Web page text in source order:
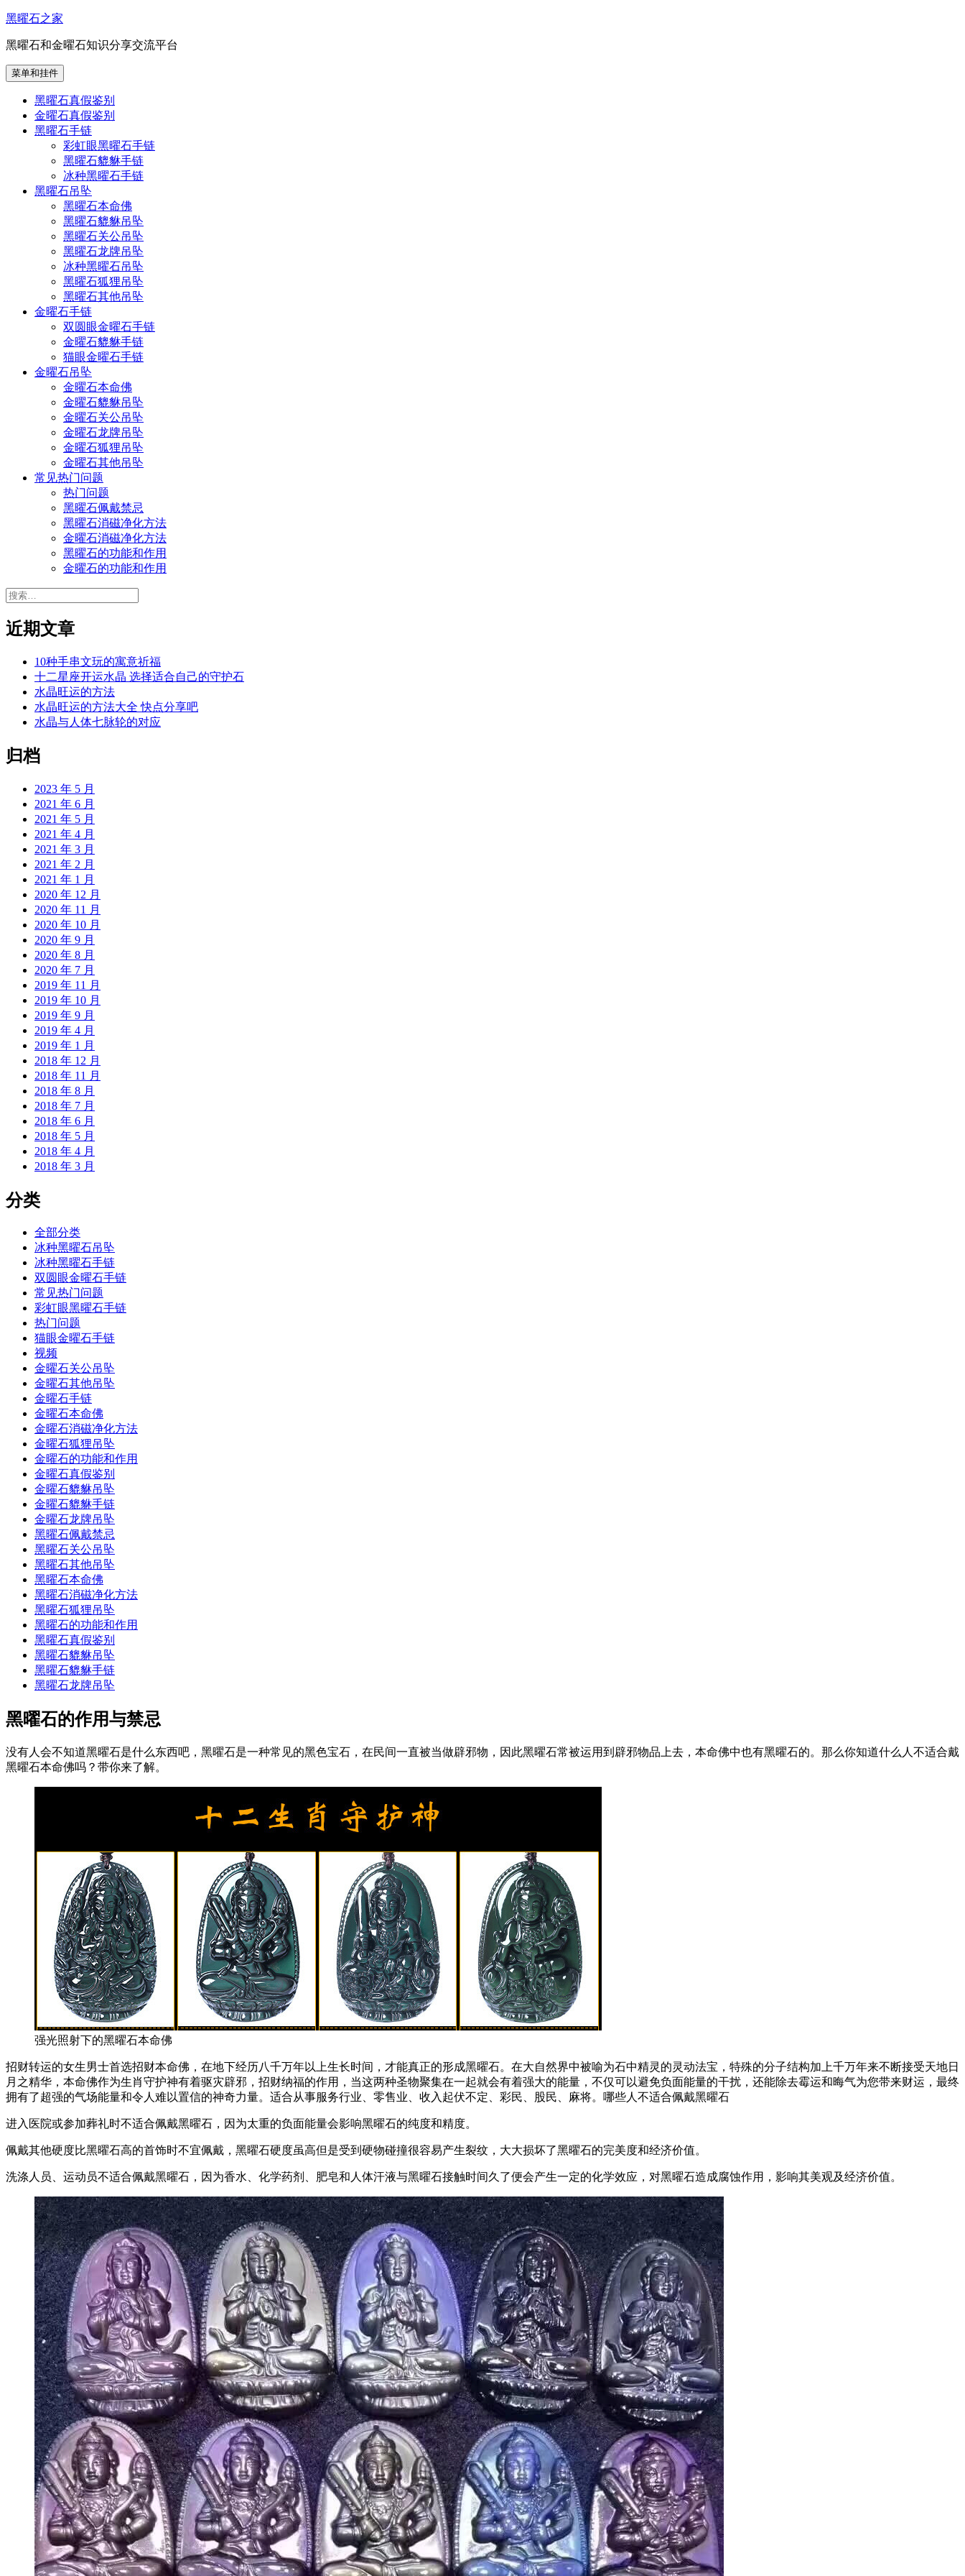
跳
内
容
黑曜石之家
黑曜石和金曜石知识分享交流平台
菜单和挂件
黑曜石真假鉴别
金曜石真假鉴别
黑曜石手链
彩虹眼黑曜石手链
黑曜石貔貅手链
冰种黑曜石手链
黑曜石吊坠
黑曜石本命佛
黑曜石貔貅吊坠
黑曜石关公吊坠
黑曜石龙牌吊坠
冰种黑曜石吊坠
黑曜石狐狸吊坠
黑曜石其他吊坠
金曜石手链
双圆眼金曜石手链
金曜石貔貅手链
猫眼金曜石手链
金曜石吊坠
金曜石本命佛
金曜石貔貅吊坠
金曜石关公吊坠
金曜石龙牌吊坠
金曜石狐狸吊坠
金曜石其他吊坠
常见热门问题
热门问题
黑曜石佩戴禁忌
黑曜石消磁净化方法
金曜石消磁净化方法
黑曜石的功能和作用
金曜石的功能和作用
搜
近期文章
10种手串文玩的寓意祈福
十二星座开运水晶 选择适合自己的守护石
水晶旺运的方法
水晶旺运的方法大全 快点分享吧
水晶与人体七脉轮的对应
归档
2023 年 5 月
2021 年 6 月
2021 年 5 月
2021 年 4 月
2021 年 3 月
2021 年 2 月
2021 年 1 月
2020 年 12 月
2020 年 11 月
2020 年 10 月
2020 年 9 月
2020 年 8 月
2020 年 7 月
2019 年 11 月
2019 年 10 月
2019 年 9 月
2019 年 4 月
2019 年 1 月
2018 年 12 月
2018 年 11 月
2018 年 8 月
2018 年 7 月
2018 年 6 月
2018 年 5 月
2018 年 4 月
2018 年 3 月
分类
全部分类
冰种黑曜石吊坠
冰种黑曜石手链
双圆眼金曜石手链
常见热门问题
彩虹眼黑曜石手链
热门问题
猫眼金曜石手链
视频
金曜石关公吊坠
金曜石其他吊坠
金曜石手链
金曜石本命佛
金曜石消磁净化方法
金曜石狐狸吊坠
金曜石的功能和作用
金曜石真假鉴别
金曜石貔貅吊坠
金曜石貔貅手链
金曜石龙牌吊坠
黑曜石佩戴禁忌
黑曜石关公吊坠
黑曜石其他吊坠
黑曜石本命佛
黑曜石消磁净化方法
黑曜石狐狸吊坠
黑曜石的功能和作用
黑曜石真假鉴别
黑曜石貔貅吊坠
黑曜石貔貅手链
黑曜石龙牌吊坠
黑曜石的作用与禁忌
没有人会不知道黑曜石是什么东西吧，黑曜石是一种常见的黑色宝石，在民间一直被当做辟邪物，因此黑曜石常被运用到辟邪物品上去，本命佛中也有黑曜石的。那么你知道什么人不适合戴
黑曜石本命佛吗？带你来了解。
强光照射下的黑曜石本命佛
招财转运的女生男士首选招财本命佛，在地下经历八千万年以上生长时间，才能真正的形成黑曜石。在大自然界中被喻为石中精灵的灵动法宝，特殊的分子结构加上千万年来不断接受天地日
月之精华，本命佛作为生肖守护神有着驱灾辟邪，招财纳福的作用，当这两种圣物聚集在一起就会有着强大的能量，不仅可以避免负面能量的干扰，还能除去霉运和晦气为您带来财运，最终
拥有了超强的气场能量和令人难以置信的神奇力量。适合从事服务行业、零售业、收入起伏不定、彩民、股民、麻将。哪些人不适合佩戴黑曜石
进入医院或参加葬礼时不适合佩戴黑曜石，因为太重的负面能量会影响黑曜石的纯度和精度。
佩戴其他硬度比黑曜石高的首饰时不宜佩戴，黑曜石硬度虽高但是受到硬物碰撞很容易产生裂纹，大大损坏了黑曜石的完美度和经济价值。
洗涤人员、运动员不适合佩戴黑曜石，因为香水、化学药剂、肥皂和人体汗液与黑曜石接触时间久了便会产生一定的化学效应，对黑曜石造成腐蚀作用，影响其美观及经济价值。